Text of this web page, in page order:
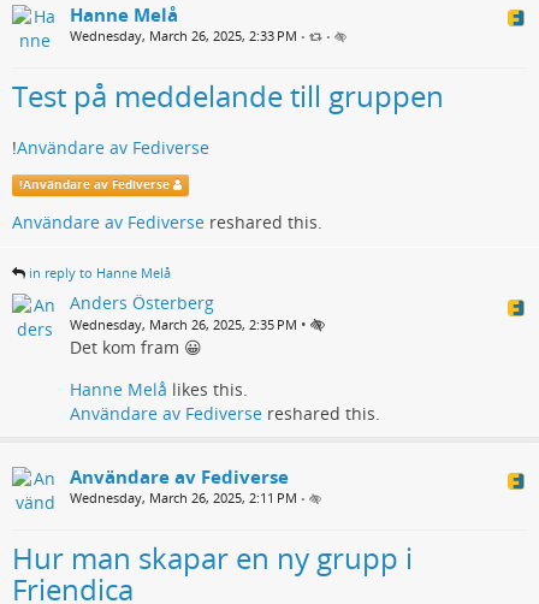
Hanne Melå
Wednesday, March 26, 2025, 2:33 PM • •
Test på meddelande till gruppen
!Användare av Fediverse
!Användare av Fediverse
Användare av Fediverse reshared this.
in reply to Hanne Melå
Anders Österberg
Wednesday, March 26, 2025, 2:35 PM •
Det kom fram 😀
Hanne Melå likes this.
Användare av Fediverse reshared this.
Användare av Fediverse
Wednesday, March 26, 2025, 2:11 PM •
Hur man skapar en ny grupp i
Friendica